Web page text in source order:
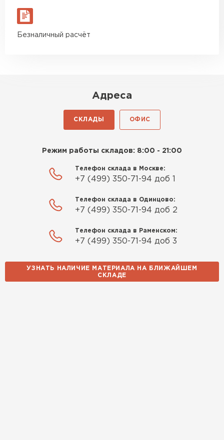
Безналичный расчёт
Адреса
СКЛАДЫ ОФИС
Режим работы складов: 8:00 - 21:00
Телефон склада в Москве:
+7 (499) 350-71-94 доб 1
Телефон склада в Одинцово:
+7 (499) 350-71-94 доб 2
Телефон склада в Раменском:
+7 (499) 350-71-94 доб 3
УЗНАТЬ НАЛИЧИЕ МАТЕРИАЛА НА БЛИЖАЙШЕМ
СКЛАДЕ